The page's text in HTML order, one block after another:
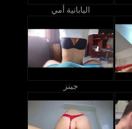
اليابانية أمي
جينز